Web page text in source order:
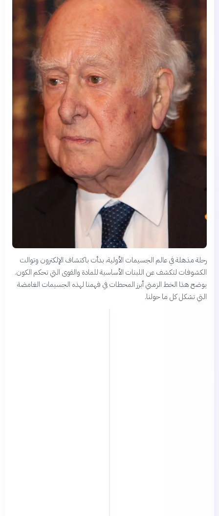
رحلة مذهلة في عالم الجسيمات الأولية، بدأت باكتشاف الإلكترون وتوالت
الكشوفات لتكشف عن اللبنات الأساسية للمادة والقوى التي تحكم الكون.
يوضح هذا الخط الزمني أبرز المحطات في فهمنا لهذه الجسيمات الغامضة
التي تشكل كل ما حولنا.